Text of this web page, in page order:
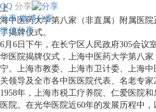
分享
QQ
分享 微博分享
微信分享
上
海中医药大学第八家（非直属）附属医
了揭牌仪式。
6月6日下午，在长宁区人民政府305会议
华医院揭牌仪式，上海中医药大学第八
宁。上海市教委、上海市卫计委、上海
关领导及全市各中医医院代表、名老专家
1958年，上海市税工疗养院、仁爱医院
医院。在光华医院近60年的发展历程中